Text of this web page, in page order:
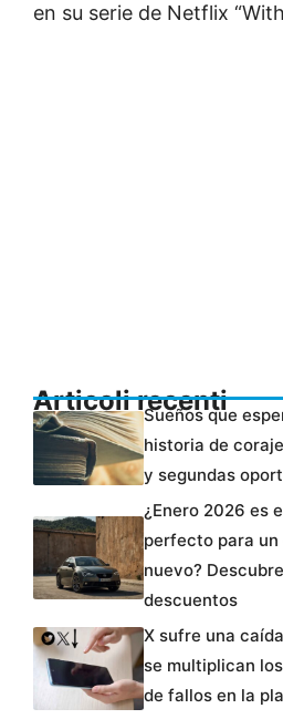
en su serie de Netflix
Articoli recenti
Sueños que
historia de
y segundas
¿Enero 2026 es
perfecto para un
nuevo?
descuentos
X sufre una
se multiplican
de fallos en la